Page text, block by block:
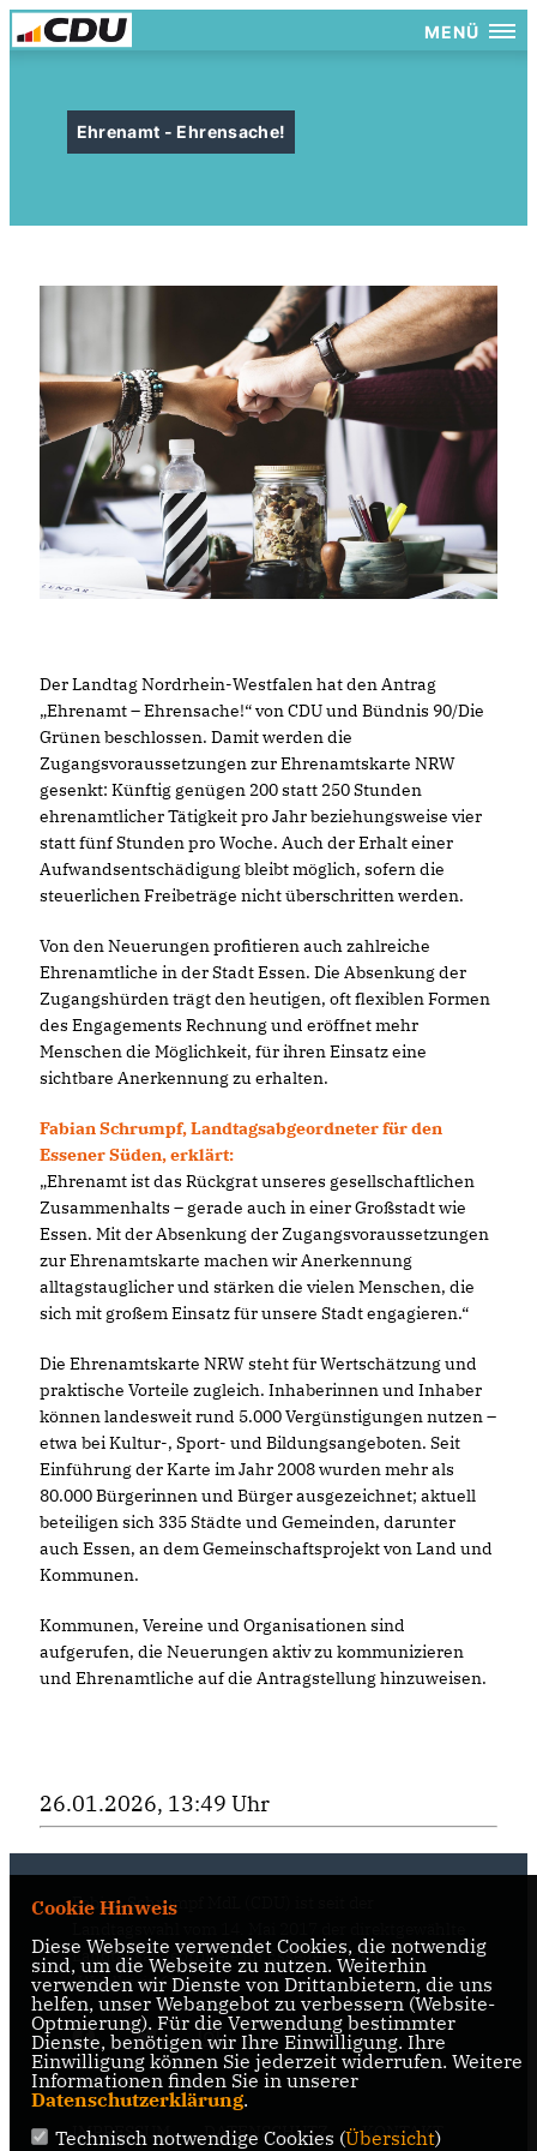
MENÜ
Ehrenamt - Ehrensache!
Der Landtag Nordrhein-Westfalen hat den Antrag
Ehrenamt – Ehrensache!“ von CDU und Bündnis 90/Die
Grünen beschlossen. Damit werden die
Zugangsvoraussetzungen zur Ehrenamtskarte NRW
gesenkt: Künftig genügen 200 statt 250 Stunden
ehrenamtlicher Tätigkeit pro Jahr beziehungsweise vier
statt fünf Stunden pro Woche. Auch der Erhalt einer
Aufwandsentschädigung bleibt möglich, sofern die
steuerlichen Freibeträge nicht überschritten werden.
Von den Neuerungen profitieren auch zahlreiche
Ehrenamtliche in der Stadt Essen. Die Absenkung der
Zugangshürden trägt den heutigen, oft flexiblen Formen
des Engagements Rechnung und eröffnet mehr
Menschen die Möglichkeit, für ihren Einsatz eine
sichtbare Anerkennung zu erhalten.
Fabian Schrumpf, Landtagsabgeordneter für den
Essener Süden, erklärt:
Ehrenamt ist das Rückgrat unseres gesellschaftlichen
Zusammenhalts – gerade auch in einer Großstadt wie
Essen. Mit der Absenkung der Zugangsvoraussetzungen
zur Ehrenamtskarte machen wir Anerkennung
alltagstauglicher und stärken die vielen Menschen, die
sich mit großem Einsatz für unsere Stadt engagieren.“
Die Ehrenamtskarte NRW steht für Wertschätzung und
praktische Vorteile zugleich. Inhaberinnen und Inhaber
können landesweit rund 5.000 Vergünstigungen nutzen –
etwa bei Kultur-, Sport- und Bildungsangeboten. Seit
Einführung der Karte im Jahr 2008 wurden mehr als
80.000 Bürgerinnen und Bürger ausgezeichnet; aktuell
beteiligen sich 335 Städte und Gemeinden, darunter
auch Essen, an dem Gemeinschaftsprojekt von Land und
Kommunen.
Kommunen, Vereine und Organisationen sind
aufgerufen, die Neuerungen aktiv zu kommunizieren
und Ehrenamtliche auf die Antragstellung hinzuweisen.
26.01.2026, 13:49 Uhr
Fabian Schrumpf MdL (CDU) ist seit der
Landtagsabgeordnete im Essener Süden
(Wahlkreis 68).
IMPRESSUM DATENSCHUTZ KONTAKT
Cookie Hinweis
Diese Webseite verwendet Cookies, die notwendig
sind, um die Webseite zu nutzen. Weiterhin
verwenden wir Dienste von Drittanbietern, die uns
helfen, unser Webangebot zu verbessern (Website-
Optmierung). Für die Verwendung bestimmter
Dienste, benötigen wir Ihre Einwilligung. Ihre
Einwilligung können Sie jederzeit widerrufen. Weitere
Informationen finden Sie in unserer
Datenschutzerklärung.
Technisch notwendige Cookies (Übersicht)